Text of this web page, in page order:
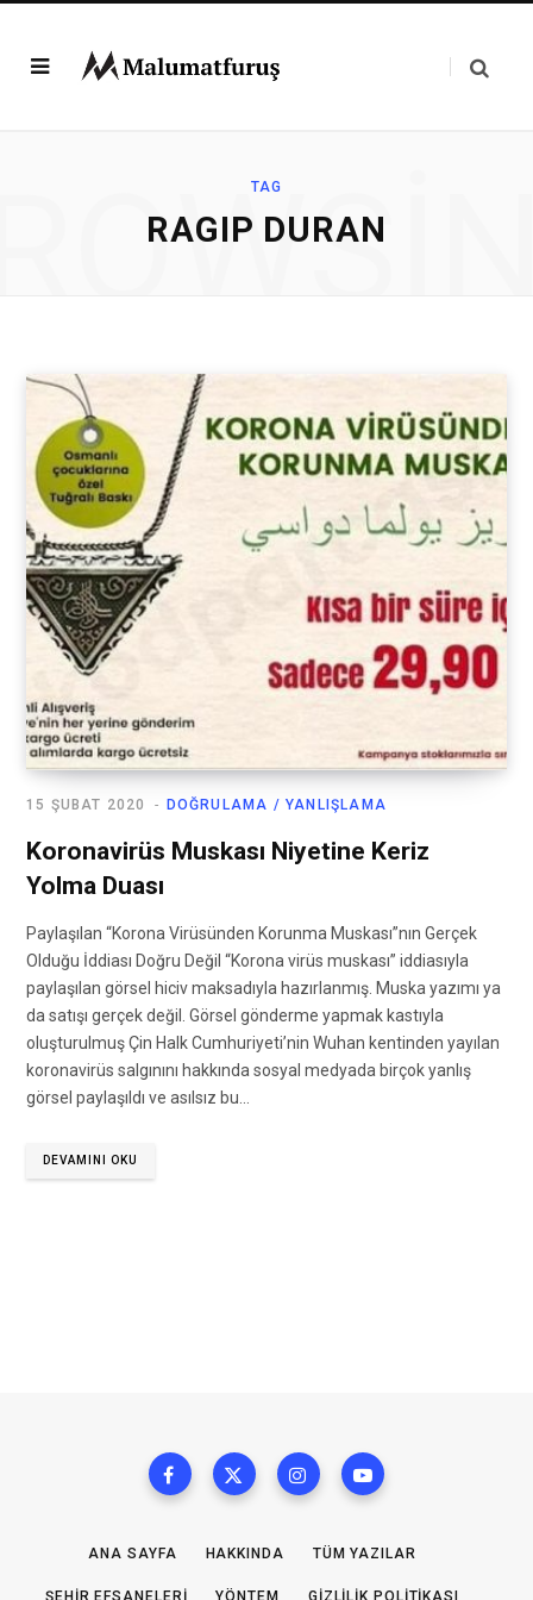
TAG
RAGIP DURAN
DOĞRULAMA / YANLIŞLAMA
15 ŞUBAT 2020
Koronavirüs Muskası Niyetine Keriz
Yolma Duası
Paylaşılan “Korona Virüsünden Korunma Muskası”nın Gerçek
Olduğu İddiası Doğru Değil “Korona virüs muskası” iddiasıyla
paylaşılan görsel hiciv maksadıyla hazırlanmış. Muska yazımı ya
da satışı gerçek değil. Görsel gönderme yapmak kastıyla
oluşturulmuş Çin Halk Cumhuriyeti’nin Wuhan kentinden yayılan
koronavirüs salgınını hakkında sosyal medyada birçok yanlış
görsel paylaşıldı ve asılsız bu…
DEVAMINI OKU
ANA SAYFA HAKKINDA TÜM YAZILAR
ŞEHIR EFSANELERI YÖNTEM GIZLILIK POLITIKASI